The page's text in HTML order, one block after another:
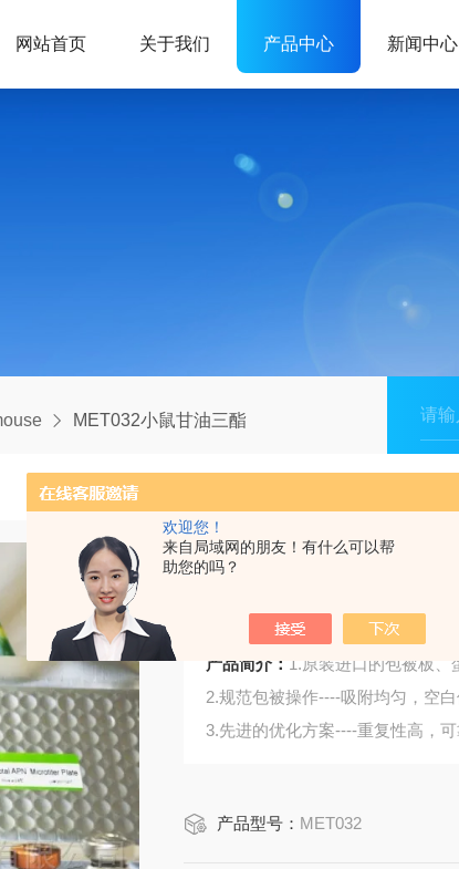
欢迎您！
来自局域网的朋友！有什么可以帮
助您的吗？
网站首页 关于我们 产品中心 新闻中心
MET032小鼠甘油三酯
产品简介： 1.原装进口的包被板
2.规范包被操作----吸附均匀，空
3.先进的优化方案----重复性高，
6.检测指标齐全：炎症因子、血管
产品型号： MET032